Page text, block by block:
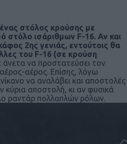
στόλος κρούσης με
στόλο ισάριθμων F-16. Αν και
2ης γενιάς, εντούτοις θα
του F-16 (σε κρούση
να προστατεύσει τον
αέρος. Επίσης, λόγω
να αναλάβει και αποστολές
κύρια αποστολή, κι αν φυσικά
ραντάρ πολλαπλών ρόλων.